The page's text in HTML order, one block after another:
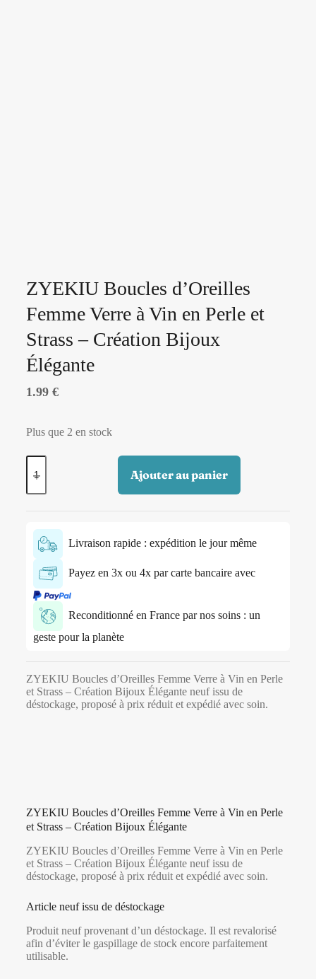
ZYEKIU Boucles d’Oreilles
Femme Verre à Vin en Perle et
Strass – Création Bijoux
Élégante
1.99 €
Plus que 2 en stock
Ajouter au panier
Livraison rapide : expédition le jour même
Payez en 3x ou 4x par carte bancaire avec
Reconditionné en France par nos soins : un
geste pour la planète
ZYEKIU Boucles d’Oreilles Femme Verre à Vin en Perle
et Strass – Création Bijoux Élégante neuf issu de
déstockage, proposé à prix réduit et expédié avec soin.
ZYEKIU Boucles d’Oreilles Femme Verre à Vin en Perle
et Strass – Création Bijoux Élégante
ZYEKIU Boucles d’Oreilles Femme Verre à Vin en Perle
et Strass – Création Bijoux Élégante neuf issu de
déstockage, proposé à prix réduit et expédié avec soin.
Article neuf issu de déstockage
Produit neuf provenant d’un déstockage. Il est revalorisé
afin d’éviter le gaspillage de stock encore parfaitement
utilisable.